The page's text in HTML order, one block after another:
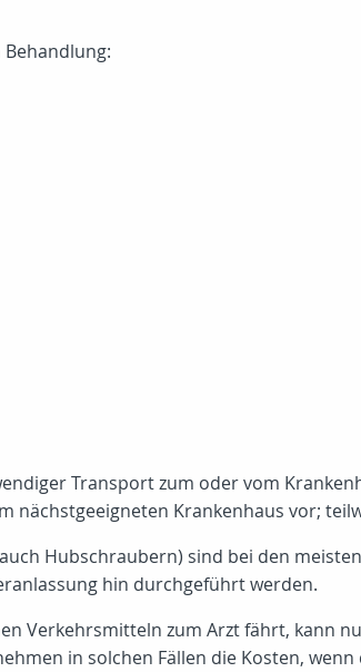
Transport zum oder vom
nächstgeeigneten Krankenhaus vor;
Hubschraubern) sind bei den
hin durchgeführt werden.
Verkehrsmitteln zum Arzt fährt, kann
in solchen Fällen die Kosten,